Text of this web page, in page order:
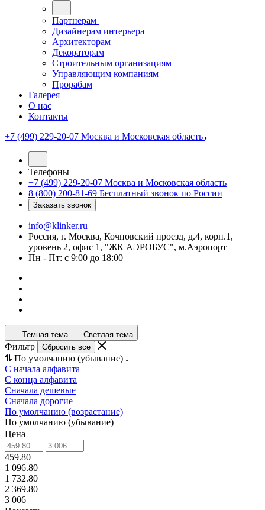
Партнерам
Дизайнерам интерьера
Архитекторам
Декораторам
Строительным организациям
Управляющим компаниям
Прорабам
Галерея
О нас
Контакты
+7 (499) 229-20-07 Москва и Московская область
Телефоны
+7 (499) 229-20-07 Москва и Московская область
8 (800) 200-81-69 Бесплатный звонок по России
Заказать звонок
info@klinker.ru
Россия, г. Москва, Кочновский проезд, д.4, корп.1,
уровень 2, офис 1, "ЖК АЭРОБУС", м.Аэропорт
Пн - Пт: с 9:00 до 18:00
Темная тема Светлая тема
Фильтр Сбросить все
По умолчанию (убывание)
С начала алфавита
С конца алфавита
Сначала дешевые
Сначала дорогие
По умолчанию (возрастание)
По умолчанию (убывание)
Цена
459.80
1 096.80
1 732.80
2 369.80
3 006